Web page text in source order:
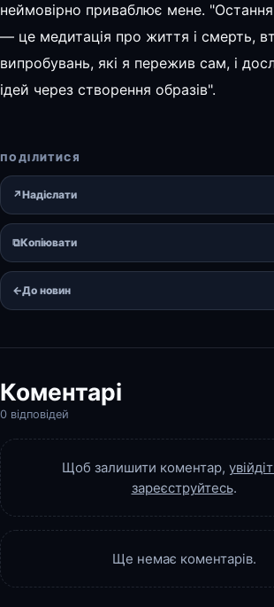
неймовірно приваблює мене.
— це медитація про життя і смерть,
випробувань, які я пережив сам, і
ідей через створення образів".
ПОДІЛИТИСЯ
↗Надіслати
⧉Копіювати
←До новин
Коментарі
0 відповідей
Щоб залишити коментар,
зареєструйтесь.
Ще немає коментарів.